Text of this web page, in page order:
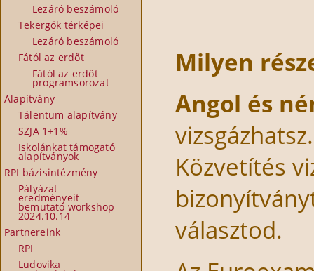
Lezáró beszámoló
Tekergők térképei
Lezáró beszámoló
Fától az erdőt
Fától az erdőt
programsorozat
Alapítvány
Tálentum alapítvány
SZJA 1+1%
Iskolánkat támogató
alapítványok
RPI bázisintézmény
Pályázat
eredményeit
bemutató workshop
2024.10.14
Partnereink
RPI
Ludovika
Milyen
Angol és
Közvetítés
választod.